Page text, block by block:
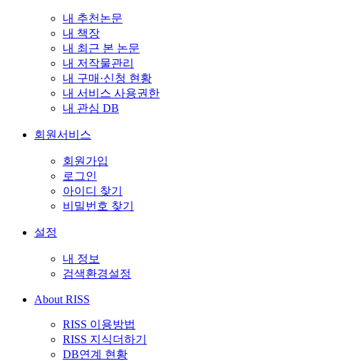
내 추천논문
내 책장
내 최근 본 논문
내 저작물관리
내 구매·신청 현황
내 서비스 사용권한
내 관심 DB
회원서비스
회원가입
로그인
아이디 찾기
비밀번호 찾기
설정
내 정보
검색환경설정
About RISS
RISS 이용방법
RISS 지식더하기
DB연계 현황